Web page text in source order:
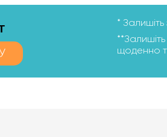
*
щоденно